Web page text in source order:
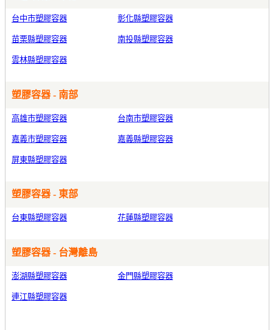
台中市塑膠容器 彰化縣塑膠容器
苗栗縣塑膠容器 南投縣塑膠容器
雲林縣塑膠容器
塑膠容器 - 南部
高雄市塑膠容器 台南市塑膠容器
嘉義市塑膠容器 嘉義縣塑膠容器
屏東縣塑膠容器
塑膠容器 - 東部
台東縣塑膠容器 花蓮縣塑膠容器
塑膠容器 - 台灣離島
澎湖縣塑膠容器 金門縣塑膠容器
連江縣塑膠容器